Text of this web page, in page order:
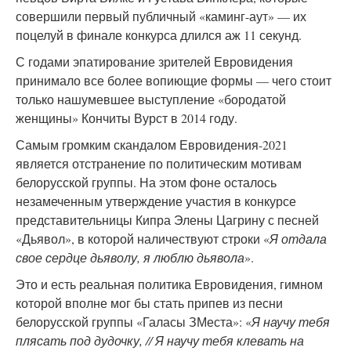
совершили первый публичный «каминг-аут» — их
поцелуй в финале конкурса длился аж 11 секунд.
С годами эпатирование зрителей Евровидения
принимало все более вопиющие формы — чего стоит
только нашумевшее выступление «бородатой
женщины» Кончиты Вурст в 2014 году.
Самым громким скандалом Евровидения-2021
является отстранение по политическим мотивам
белорусской группы. На этом фоне осталось
незамеченным утверждение участия в конкурсе
представительницы Кипра Элены Цагрину с песней
«Дьявол», в которой наличествуют строки «Я отдала
свое сердце дьяволу, я люблю дьявола».
Это и есть реальная политика Евровидения, гимном
которой вполне мог бы стать припев из песни
белорусской группы «Галасы ЗМеста»: «Я научу тебя
плясать под дудочку, // Я научу тебя клевать на